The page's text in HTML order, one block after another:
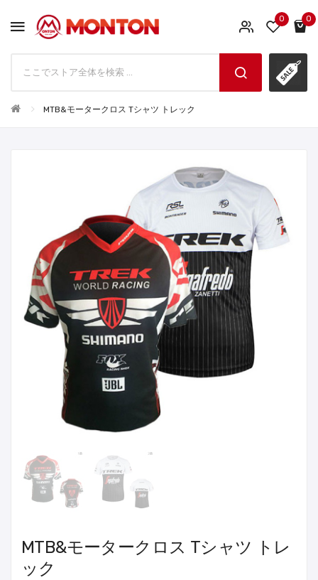
0 0
MTB&モータークロス Tシャツ トレック
MTB&モータークロス Tシャツ トレ
ック